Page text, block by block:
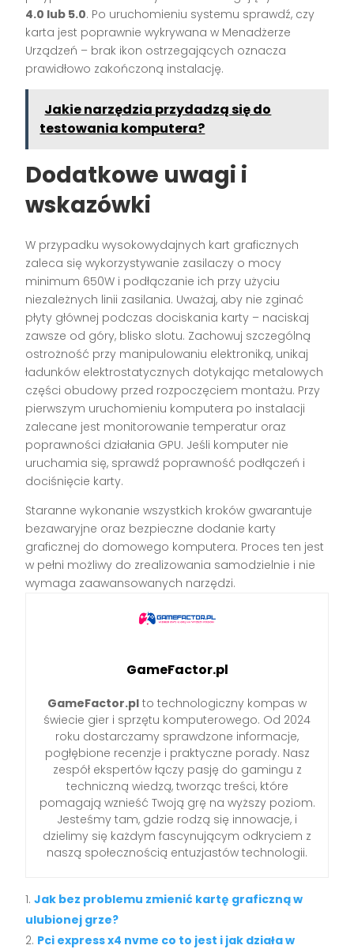
4.0 lub 5.0. Po uruchomieniu systemu sprawdź, czy
karta jest poprawnie wykrywana w Menadżerze
Urządzeń – brak ikon ostrzegających oznacza
prawidłowo zakończoną instalację.
Jakie narzędzia przydadzą się do
testowania komputera?
Dodatkowe uwagi i
wskazówki
W przypadku wysokowydajnych kart graficznych
zaleca się wykorzystywanie zasilaczy o mocy
minimum 650W i podłączanie ich przy użyciu
niezależnych linii zasilania. Uważaj, aby nie zginać
płyty głównej podczas dociskania karty – naciskaj
zawsze od góry, blisko slotu. Zachowuj szczególną
ostrożność przy manipulowaniu elektroniką, unikaj
ładunków elektrostatycznych dotykając metalowych
części obudowy przed rozpoczęciem montażu. Przy
pierwszym uruchomieniu komputera po instalacji
zalecane jest monitorowanie temperatur oraz
poprawności działania GPU. Jeśli komputer nie
uruchamia się, sprawdź poprawność podłączeń i
dociśnięcie karty.
Staranne wykonanie wszystkich kroków gwarantuje
bezawaryjne oraz bezpieczne dodanie karty
graficznej do domowego komputera. Proces ten jest
w pełni możliwy do zrealizowania samodzielnie i nie
wymaga zaawansowanych narzędzi.
GameFactor.pl
GameFactor.pl to technologiczny kompas w
świecie gier i sprzętu komputerowego. Od 2024
roku dostarczamy sprawdzone informacje,
pogłębione recenzje i praktyczne porady. Nasz
zespół ekspertów łączy pasję do gamingu z
techniczną wiedzą, tworząc treści, które
pomagają wznieść Twoją grę na wyższy poziom.
Jesteśmy tam, gdzie rodzą się innowacje, i
dzielimy się każdym fascynującym odkryciem z
naszą społecznością entuzjastów technologii.
Jak bez problemu zmienić kartę graficzną w
ulubionej grze?
Pci express x4 nvme co to jest i jak działa w